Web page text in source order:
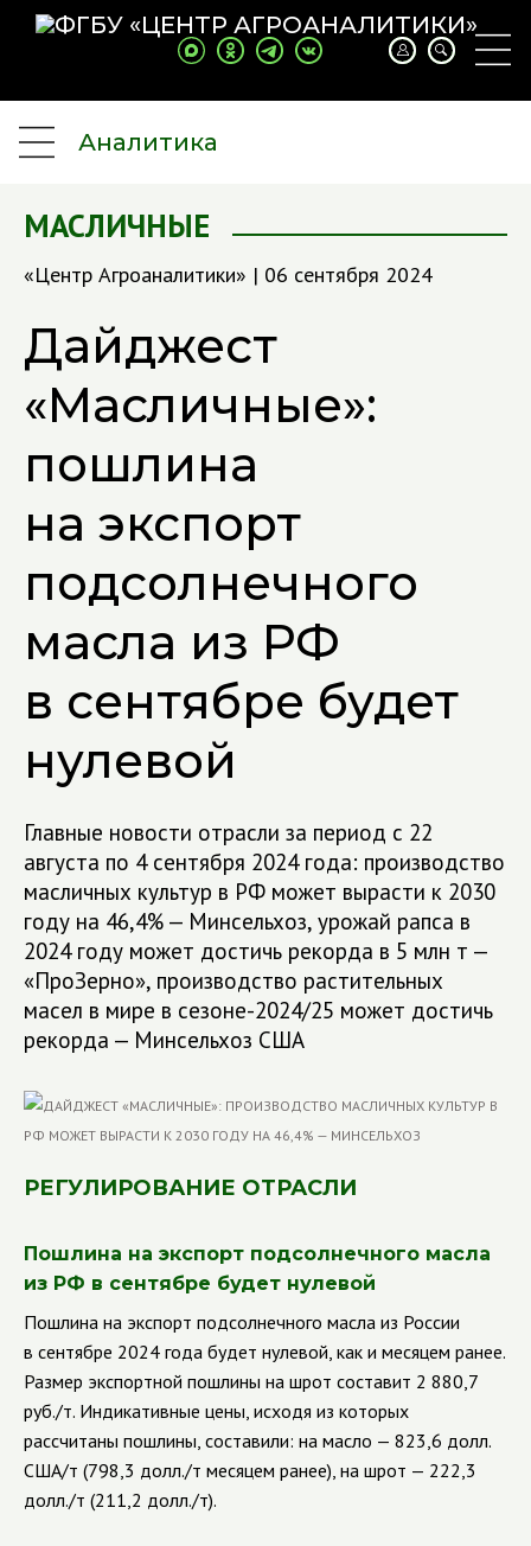
Аналитика
МАСЛИЧНЫЕ
«Центр Агроаналитики» | 06 сентября 2024
Дайджест
«Масличные»:
пошлина
на экспорт
подсолнечного
масла из РФ
в сентябре будет
нулевой
Главные новости отрасли за период с 22
августа по 4 сентября 2024 года: производство
масличных культур в РФ может вырасти к 2030
году на 46,4% — Минсельхоз, урожай рапса в
2024 году может достичь рекорда в 5 млн т —
«ПроЗерно», производство растительных
масел в мире в сезоне-2024/25 может достичь
рекорда — Минсельхоз США
РЕГУЛИРОВАНИЕ ОТРАСЛИ
Пошлина на экспорт подсолнечного масла
из РФ в сентябре будет нулевой
Пошлина на экспорт подсолнечного масла из России
в сентябре 2024 года будет нулевой, как и месяцем ранее.
Размер экспортной пошлины на шрот составит 2 880,7
руб./т. Индикативные цены, исходя из которых
рассчитаны пошлины, составили: на масло — 823,6 долл.
США/т (798,3 долл./т месяцем ранее), на шрот — 222,3
долл./т (211,2 долл./т).